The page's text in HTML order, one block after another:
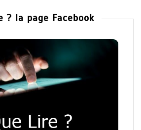
? la page Facebook